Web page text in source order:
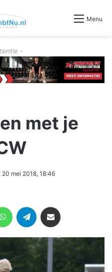
Menu
-
met je
20 mei 2018, 18:46